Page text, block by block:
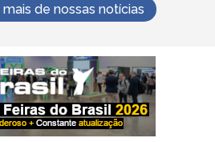
de nossas notícias